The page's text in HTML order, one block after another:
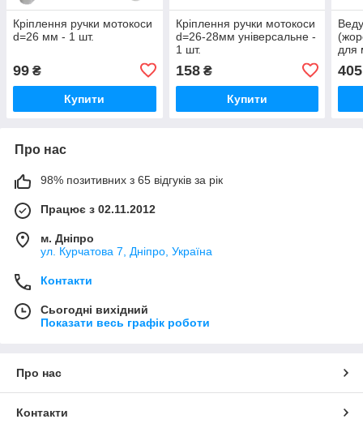
Кріплення ручки мотокоси
d=26 мм - 1 шт.
99 ₴
Купити
Кріплення ручки мотокоси
d=26-28мм універсальне -
1 шт.
158₴
Купити
для
405
Про нас
98% позитивних з 65 відгуків за рік
Працює з 02.11.2012
м. Дніпро
ул. Курчатова 7, Дніпро, Україна
Контакти
Сьогодні вихідний
Показати весь графік роботи
Про нас
Контакти